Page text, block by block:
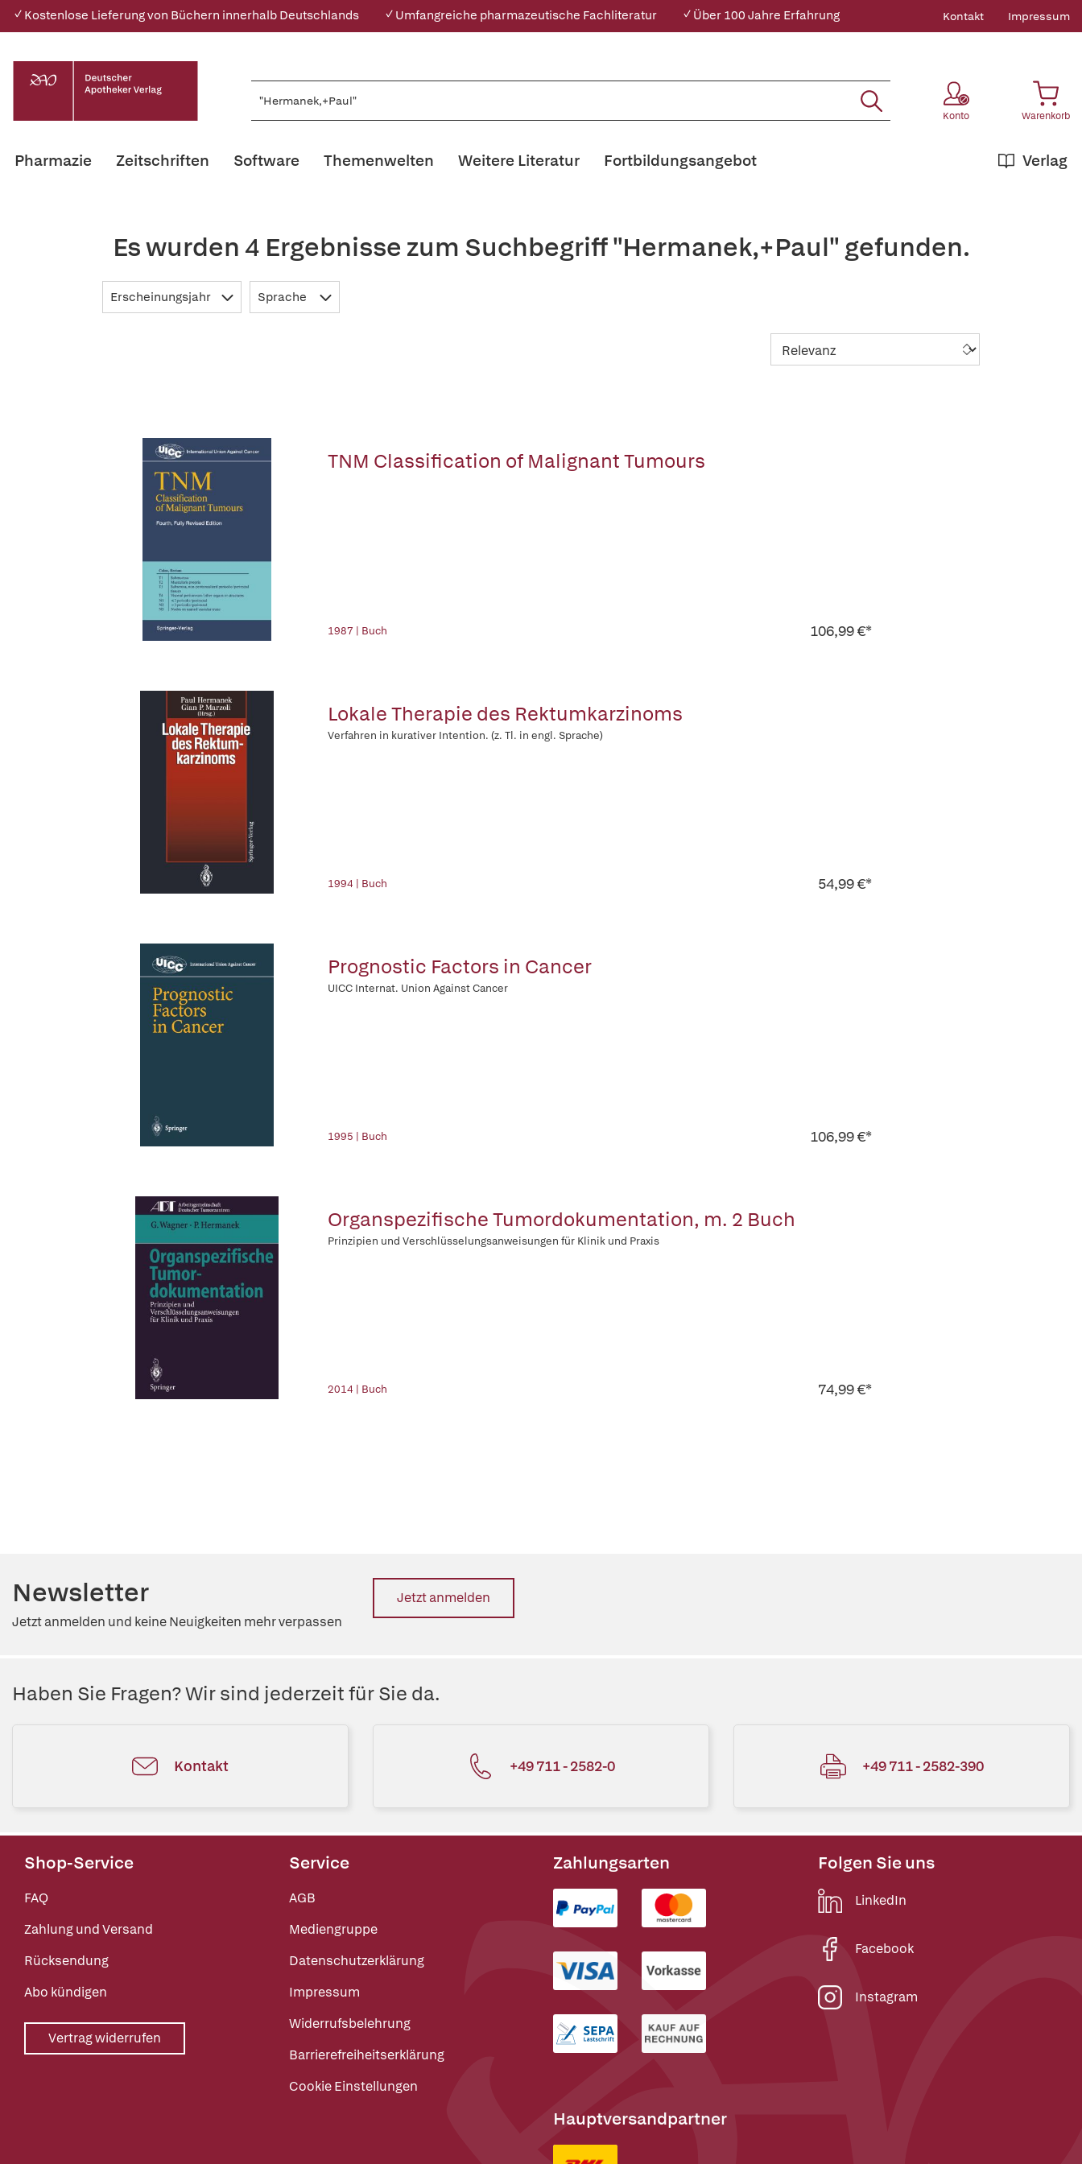
✓ Kostenlose Lieferung von Büchern innerhalb Deutschlands ✓ Umfangreiche pharmazeutische Fachliteratur ✓ Über 100 Jahre Erfahrung Kontakt Impressum
Konto Warenkorb
Pharmazie Zeitschriften Software Themenwelten Weitere Literatur Verlag
Fortbildungsangebot
Es wurden 4 Ergebnisse zum Suchbegriff "Hermanek,+Paul" gefunden.
Erscheinungsjahr Sprache
TNM Classification of Malignant Tumours
1987 | Buch 106,99 €*
Lokale Therapie des Rektumkarzinoms
Verfahren in kurativer Intention. (z. Tl. in engl. Sprache)
1994 | Buch 54,99 €*
Prognostic Factors in Cancer
UICC Internat. Union Against Cancer
1995 | Buch 106,99 €*
Organspezifische Tumordokumentation, m. 2 Buch
Prinzipien und Verschlüsselungsanweisungen für Klinik und Praxis
2014 | Buch 74,99 €*
Newsletter
Jetzt anmelden und keine Neuigkeiten mehr verpassen
Jetzt anmelden
Haben Sie Fragen? Wir sind jederzeit für Sie da.
Kontakt +49 711 - 2582-0 +49 711 - 2582-390
Shop-Service
FAQ
Zahlung und Versand
Rücksendung
Abo kündigen
Vertrag widerrufen
Service
AGB
Mediengruppe
Datenschutzerklärung
Impressum
Widerrufsbelehrung
Barrierefreiheitserklärung
Cookie Einstellungen
Zahlungsarten
Hauptversandpartner
Folgen Sie uns
LinkedIn
Facebook
Instagram